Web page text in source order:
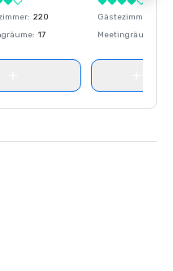
: 220
: 17
Gästezimmer
Meetingräume